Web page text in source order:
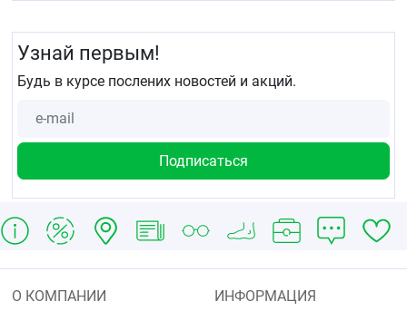
Узнай первым!
Будь в курсе послених новостей и акций.
О КОМПАНИИ
ИНФОРМАЦИЯ